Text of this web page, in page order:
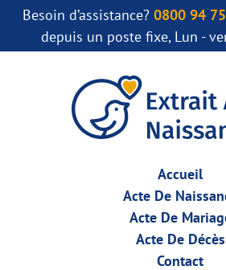
Besoin d’assistance? 0800 94
depuis un poste fixe, Lun -
Accueil
Acte De
Acte De
Acte De Décès
Contact